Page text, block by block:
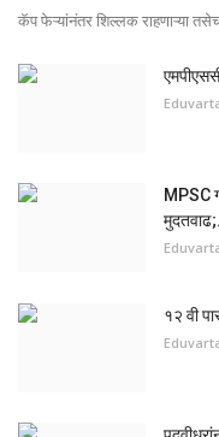
कॅप फेऱ्यांनंतर शिल्लक राहणाऱ्या
MPSC
१२ वी